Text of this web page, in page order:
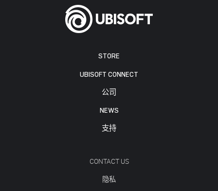
STORE
UBISOFT CONNECT
公司
NEWS
支持
CONTACT US
隐私